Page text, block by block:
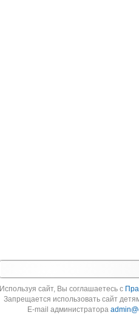
Используя cайт, Вы соглашаетесь с
Запрещается использовать сайт
E-mail администратора